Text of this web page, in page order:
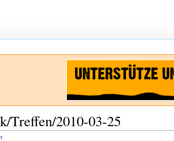
Treffen/2010-03-25